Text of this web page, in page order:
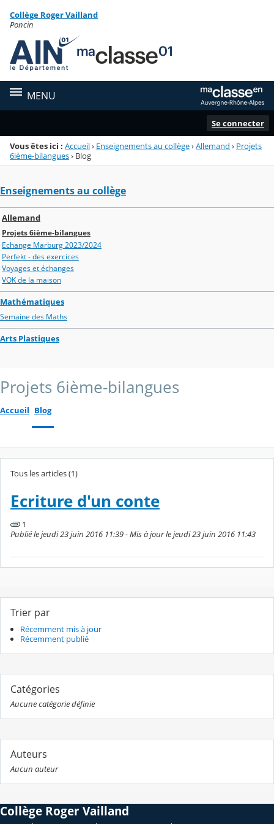
Menu de la rubrique
Contenu
Collège Roger Vailland
Poncin
MENU
Se connecter
Vous êtes ici : Accueil› Enseignements au collège›Allemand › Projets
6ième-bilangues› Blog
Enseignements au collège
Allemand
Projets 6ième-bilangues
Echange Marburg 2023/2024
Perfekt - des exercices
Voyages et échanges
VOK de la maison
Mathématiques
Semaine des Maths
Arts Plastiques
Projets 6ième-bilangues
Accueil Blog
Tous les articles (1)
Ecriture d'un conte
1
Publié le jeudi 23 juin 2016 11:39 - Mis à jour le jeudi 23 juin 2016 11:43
Trier par
Récemment mis à jour
Récemment publié
Catégories
Aucune catégorie définie
Auteurs
Aucun auteur
Collège Roger Vailland